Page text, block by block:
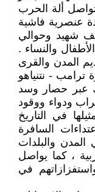
ألة الحرب
عنصرية فاشية
حتى الآن أكثر من 55 ألف شهيد وحوالي
والنساء .
المدن والقرى
ترامب - نتنياهو
عبر حصار وسد
ودواء ووقود
في التاريخ
السافرة
والبلدات
، كما يواصل
في